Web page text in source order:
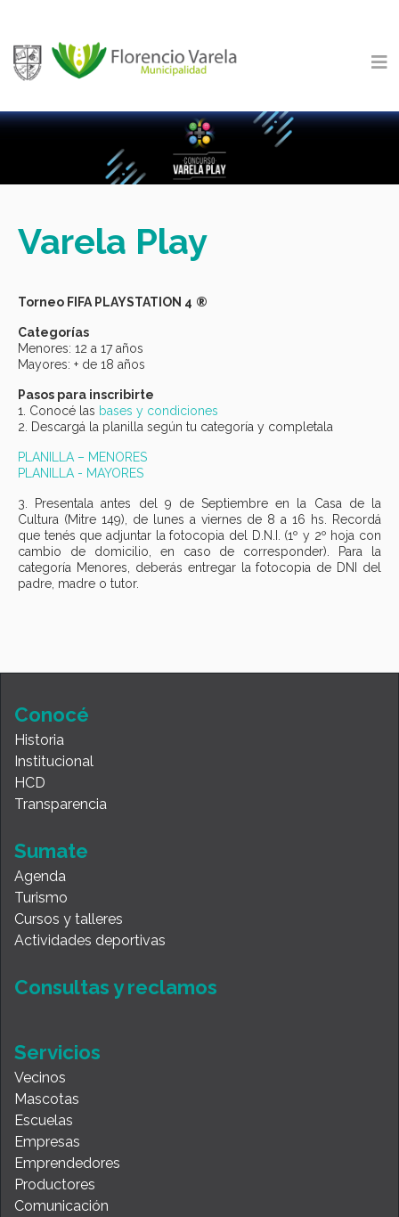
Varela Play
Torneo FIFA PLAYSTATION 4 ®
Categorías
Menores: 12 a 17 años
Mayores: + de 18 años
Pasos para inscribirte
1. Conocé las bases y condiciones
2. Descargá la planilla según tu categoría y completala
PLANILLA – MENORES
PLANILLA - MAYORES
3. Presentala antes del 9 de Septiembre en la Casa de la
Cultura (Mitre 149), de lunes a viernes de 8 a 16 hs. Recordá
que tenés que adjuntar la fotocopia del D.N.I. (1º y 2º hoja con
cambio de domicilio, en caso de corresponder). Para la
categoría Menores, deberás entregar la fotocopia de DNI del
padre, madre o tutor.
Conocé
Historia
Institucional
HCD
Transparencia
Sumate
Agenda
Turismo
Cursos y talleres
Actividades deportivas
Consultas y reclamos
Servicios
Vecinos
Mascotas
Escuelas
Empresas
Emprendedores
Productores
Comunicación